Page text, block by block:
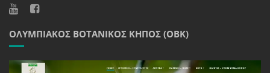
ΟΛΥΜΠΙΑΚΌΣ ΒΟΤΑΝΙΚΌΣ ΚΉΠΟΣ (ΟΒΚ)